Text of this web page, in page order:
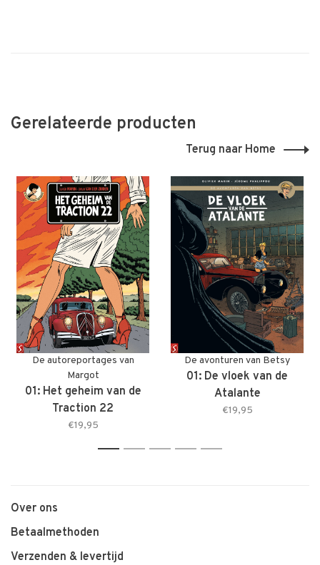
Gerelateerde producten
Terug naar Home
De autoreportages van
Margot
01: Het geheim van de
Traction 22
€19,95
De avonturen van Betsy
01: De vloek van de
Atalante
€19,95
1 2 3 4 5
Over ons
Betaalmethoden
Verzenden & levertijd